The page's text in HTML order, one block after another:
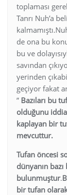
toplaması
Tanrı Nuh’a
de ona bu
bu ve
savından
yerinden
geçiyor fakat
” Bazıları bu
olduğunu
kaplayan bir
mevcuttur.
Tufan öncesi
dünyanın
bulunmuştur.
bir tufan